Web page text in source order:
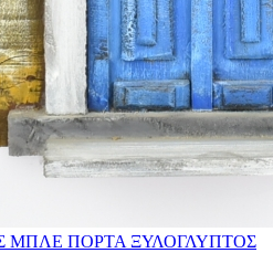
ΜΠΛΕ ΠΟΡΤΑ ΞΥΛΟΓΛΥΠΤΟΣ